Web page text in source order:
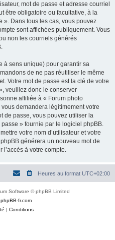
mot de passe et adresse courriel
être obligatoire ou facultative, à la
». Dans tous les cas, vous pouvez
sont affichées publiquement. Vous
non les courriels générés
à sens unique) pour garantir sa
de ne pas réutiliser le même
Votre mot de passe est la clé de votre
veuillez donc le conserver
affiliée à « Forum photo
demandera légitimement votre
de passe, vous pouvez utiliser la
» fournie par le logiciel phpBB.
votre nom d’utilisateur et votre
générera un nouveau mot de
à votre compte.
Heures au format UTC+02:00
Software © phpBB Limited
phpBB-fr.com
| Conditions